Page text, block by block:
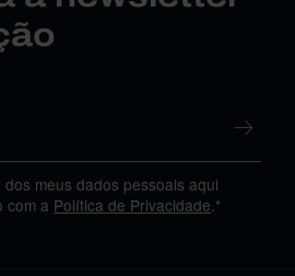
meus dados pessoais aqui
com a Política de Privacidade .*